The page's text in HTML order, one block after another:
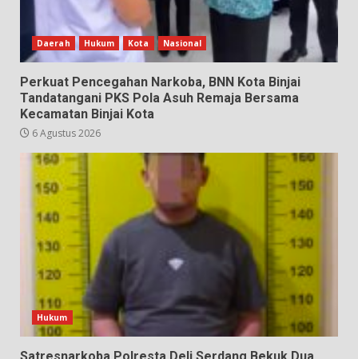
Daerah Hukum Kota Nasional
Perkuat Pencegahan Narkoba, BNN Kota Binjai
Tandatangani PKS Pola Asuh Remaja Bersama
Kecamatan Binjai Kota
6 Agustus 2026
Hukum